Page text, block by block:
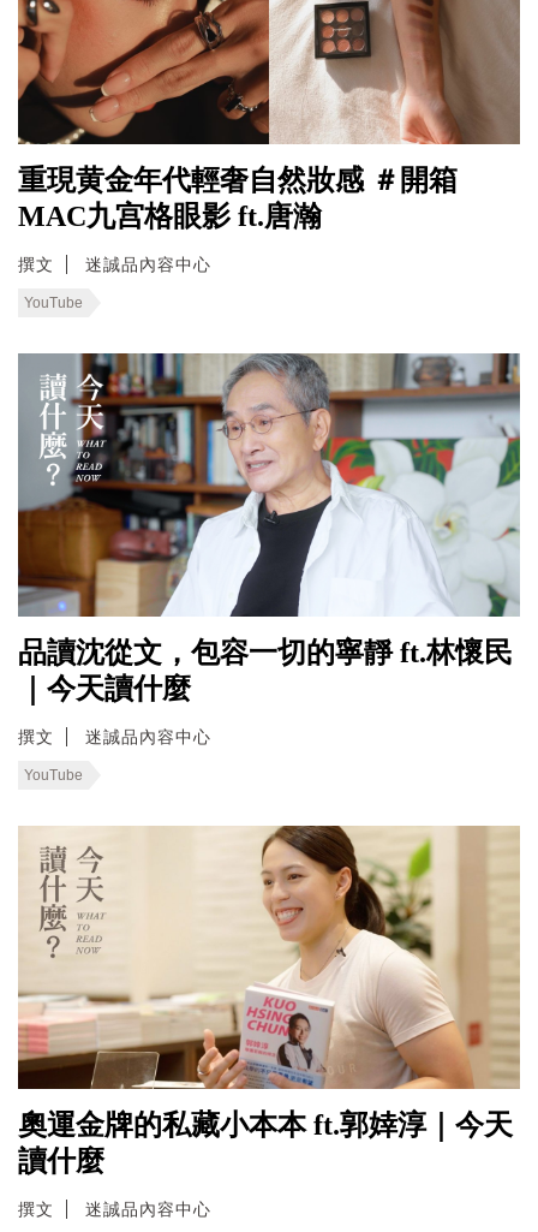
重現黄金年代輕奢自然妝感 ＃開箱
MAC九宫格眼影 ft.唐瀚
撰文 迷誠品內容中心
YouTube
品讀沈從文，包容一切的寧靜 ft.林懷民
｜今天讀什麼
撰文 迷誠品內容中心
YouTube
奧運金牌的私藏小本本 ft.郭婞淳｜今天
讀什麼
撰文 迷誠品內容中心